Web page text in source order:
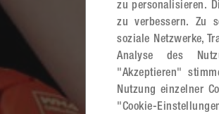
zu personalisieren.
zu verbessern. Zu
soziale Netzwerke,
Analyse des
"Akzeptieren"
Nutzung einzelner
"Cookie-